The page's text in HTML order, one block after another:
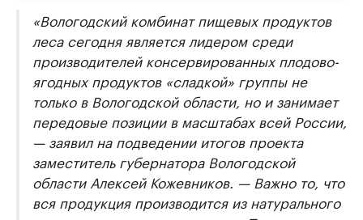
«Вологодский комбинат пищевых продуктов
леса сегодня является лидером среди
производителей консервированных плодово-
ягодных продуктов «сладкой» группы не
только в Вологодской области, но и занимает
передовые позиции в масштабах всей России,
— заявил на подведении итогов проекта
заместитель губернатора Вологодской
области Алексей Кожевников. — Важно то, что
вся продукция производится из натурального